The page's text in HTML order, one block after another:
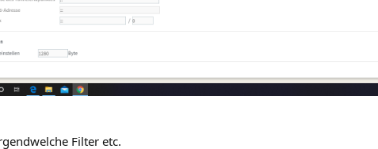
Filter etc.